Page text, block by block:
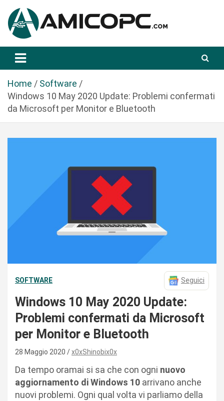
a
Amicopc.com
Home
Software
Windows 10 May 2020 Update: Problemi confermati
da Microsoft per Monitor e Bluetooth
SOFTWARE Seguici
Windows 10 May 2020 Update:
Problemi confermati da Microsoft
per Monitor e Bluetooth
28 Maggio 2020 x0xShinobix0x
Da tempo oramai si sa che con ogni nuovo
aggiornamento di Windows 10 arrivano anche
nuovi problemi. Ogni qual volta vi parliamo della